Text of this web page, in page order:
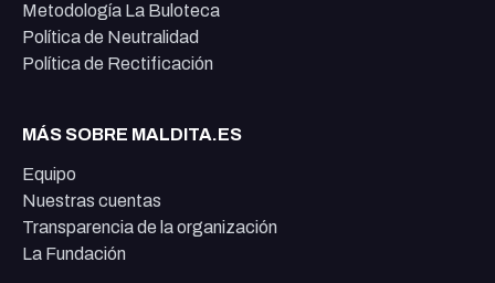
Metodología La Buloteca
Política de Neutralidad
Política de Rectificación
MÁS SOBRE MALDITA.ES
Equipo
Nuestras cuentas
Transparencia de la organización
La Fundación